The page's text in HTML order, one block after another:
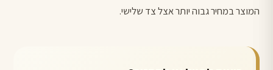
המוצר במחיר גבוה יותר אצל צד שלישי.